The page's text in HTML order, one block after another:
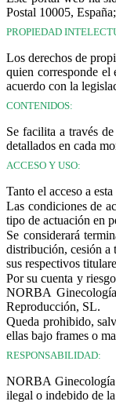
Postal 10005,
PROPIEDAD
Los derechos de
quien corresponde
acuerdo con la
CONTENIDOS:
Se facilita a través
detallados en cada
ACCESO Y USO:
Tanto el acceso a
Las condiciones de
tipo de actuación en
Se considerará
distribución, cesión a
sus respectivos
Por su cuenta y
NORBA
Reproducción, SL.
Queda prohibido,
ellas bajo frames o
RESPONSABILIDAD:
NORBA Ginecología
ilegal o indebido de